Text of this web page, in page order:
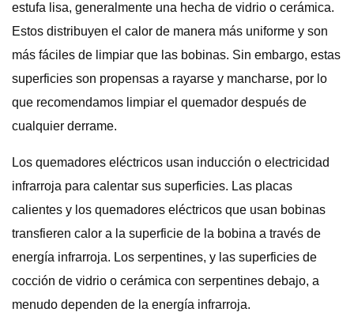
estufa lisa, generalmente una hecha de vidrio o cerámica.
Estos distribuyen el calor de manera más uniforme y son
más fáciles de limpiar que las bobinas. Sin embargo, estas
superficies son propensas a rayarse y mancharse, por lo
que recomendamos limpiar el quemador después de
cualquier derrame.
Los quemadores eléctricos usan inducción o electricidad
infrarroja para calentar sus superficies. Las placas
calientes y los quemadores eléctricos que usan bobinas
transfieren calor a la superficie de la bobina a través de
energía infrarroja. Los serpentines, y las superficies de
cocción de vidrio o cerámica con serpentines debajo, a
menudo dependen de la energía infrarroja.